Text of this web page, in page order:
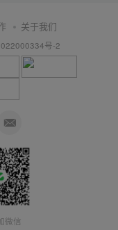
关于我们
号-2
微信